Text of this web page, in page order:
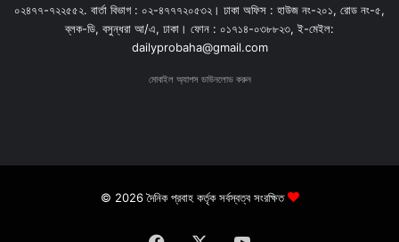
০২৪৭৭-৭২২৫৫২. বার্তা বিভাগ : ০২-৪৭৭৭২০৫৩২। ঢাকা অফিস : হাউজ নং-২০১, রোড নং-৫,
ব্লক-ডি, বসুন্ধরা আ/এ, ঢাকা। ফোন : ০১৭১৪-০৩৮৮২৩, ই-মেইল:
dailyprobaha@gmail.com
মোবাইল অ্যাপস ডাউনলোড করুন
© 2026 দৈনিক প্রবাহ কর্তৃক সর্বস্বত্ব সংরক্ষিত